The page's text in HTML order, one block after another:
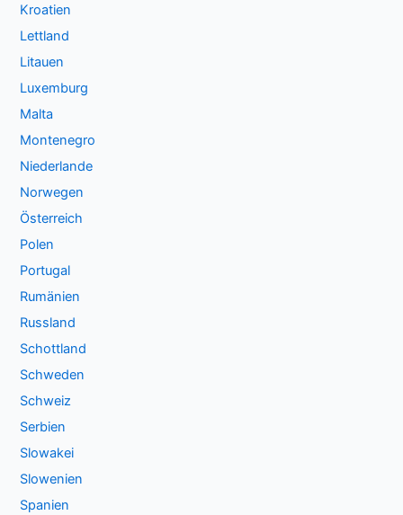
Kroatien
Lettland
Litauen
Luxemburg
Malta
Montenegro
Niederlande
Norwegen
Österreich
Polen
Portugal
Rumänien
Russland
Schottland
Schweden
Schweiz
Serbien
Slowakei
Slowenien
Spanien